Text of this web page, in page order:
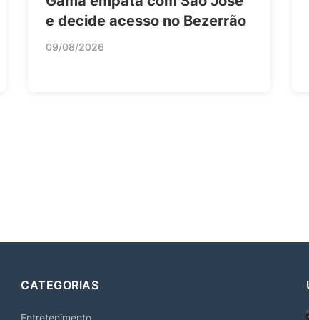
e decide acesso no Bezerrão
09/08/2026
CATEGORIAS
Entretenimento